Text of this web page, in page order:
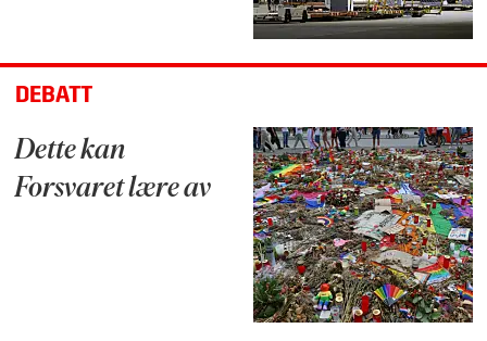
DEBATT
Dette kan
Forsvaret lære av